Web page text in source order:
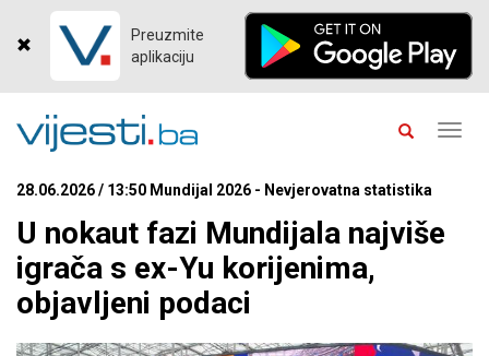
Preuzmite
aplikaciju
28.06.2026 / 13:50 Mundijal 2026 - Nevjerovatna statistika
U nokaut fazi Mundijala najviše
igrača s ex-Yu korijenima,
objavljeni podaci